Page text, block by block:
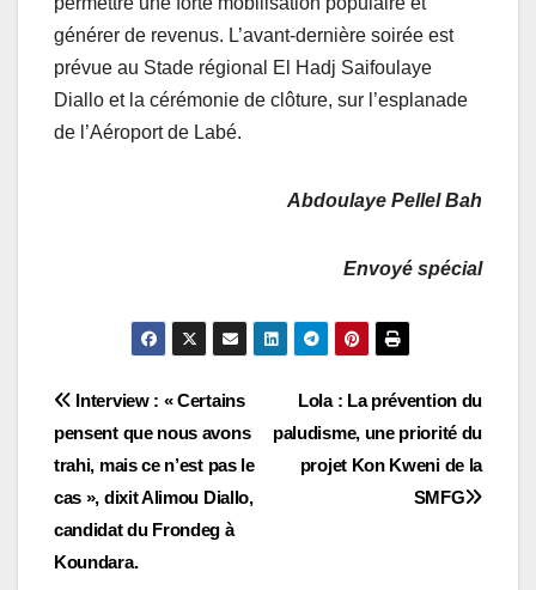
générer de revenus. L’avant-dernière soirée est
prévue au Stade régional El Hadj Saifoulaye
Diallo et la cérémonie de clôture, sur l’esplanade
de l’Aéroport de Labé.
Abdoulaye Pellel Bah
Envoyé spécial
Navigation
de
l’article
Lola : La prévention du
paludisme, une priorité du
projet Kon Kweni de la
SMFG
Interview : « Certains
pensent que nous avons
trahi, mais ce n’est pas le
cas », dixit Alimou Diallo,
candidat du Frondeg à
Koundara.